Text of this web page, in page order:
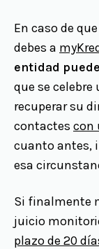
En caso de
debes a
entidad
que se celebre
recuperar su
contactes con
cuanto antes,
esa
Si finalmente
juicio
plazo de 20